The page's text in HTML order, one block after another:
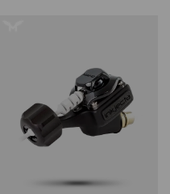
#سایر پن‌های شارژی